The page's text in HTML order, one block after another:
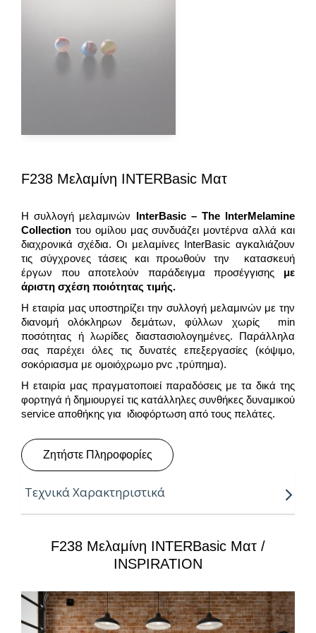
F238 Μελαμίνη INTERBasic Ματ
Η συλλογή μελαμινών InterBasic– The InterMelamine
Collection του ομίλου μας συνδυάζει μοντέρνα αλλά και
διαχρονικά σχέδια. Οι μελαμίνες InterBasic αγκαλιάζουν
τις σύγχρονες τάσεις και προωθούν την κατασκευή
έργων που αποτελούν παράδειγμα προσέγγισης με
άριστη σχέση ποιότητας τιμής.
Η εταιρία μας υποστηρίζει την συλλογή μελαμινών με την
διανομή ολόκληρων δεμάτων, φύλλων χωρίς min
ποσότητας ή λωρίδες διαστασιολογημένες. Παράλληλα
σας παρέχει όλες τις δυνατές επεξεργασίες (κόψιμο,
σοκόριασμα με oμοιόχρωμο pvc ,τρύπημα).
Η εταιρία μας πραγματοποιεί παραδόσεις με τα δικά της
φορτηγά ή δημιουργεί τις κατάλληλες συνθήκες δυναμικού
service αποθήκης για ιδιοφόρτωση από τους πελάτες.
Ζητήστε Πληροφορίες
Τεχνικά Χαρακτηριστικά
Κούρβα:ίσιο σόκορο
F238 Μελαμίνη INTERBasic Ματ /
INSPIRATION